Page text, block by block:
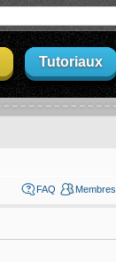
Tutoriaux
FAQ Membres